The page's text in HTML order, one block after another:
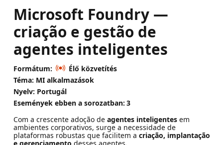
Microsoft Foundry —
criação e gestão de
agentes inteligentes
Formátum:
Élő közvetítés
Téma: MI alkalmazások
Nyelv: Portugál
Események ebben a sorozatban: 3
Com a crescente adoção de agentes inteligentesem
ambientes corporativos, surge a necessidade de
plataformas robustas que facilitem a criação, implantação